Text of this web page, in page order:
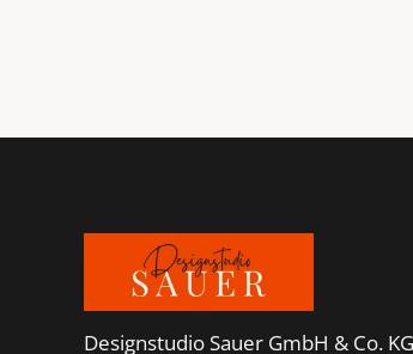
Designstudio Sauer GmbH & Co. KG